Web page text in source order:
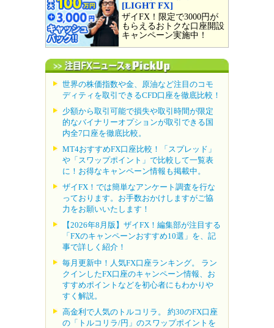
[LIGHT FX]
ザイFX！限定で3000円が
もらえるおトクな口座開設
キャンペーン実施中！
世界の株価指数や金、原油など注目のコモ
ディティを取引できるCFD口座を徹底比較！
少額から取引可能で損失や取引時間が限定
的なバイナリーオプションが取引できる国
内全7口座を徹底比較。
MT4おすすめFX口座比較！「スプレッド」
や「スワップポイント」で比較して一覧表
に！お得なキャンペーン情報も掲載中。
ザイFX！では簡単なアンケート調査を行な
っております。お手数おかけしますがご協
力をお願いいたします！
【2026年8月版】ザイFX！編集部が注目する
「FXのキャンペーンおすすめ10選」を、記
事で詳しく紹介！
毎月更新中！人気FX口座ランキング。 ラン
クインしたFX口座のキャンペーン情報、お
すすめポイントなどを初心者にもわかりや
すく解説。
高金利で人気のトルコリラ。 約30のFX口座
の「トルコリラ/円」のスワップポイントを